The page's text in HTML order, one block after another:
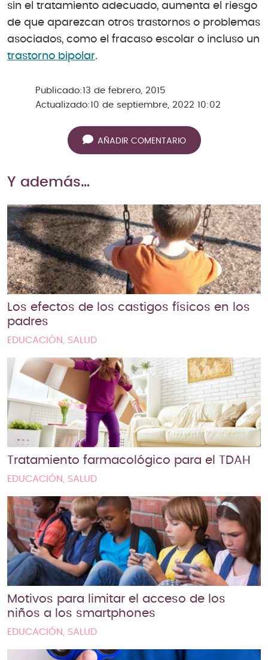
sin el tratamiento adecuado, aumenta el riesgo
de que aparezcan otros trastornos o problemas
asociados, como el fracaso escolar o incluso un
trastorno bipolar.
Publicado:13 de febrero, 2015
Actualizado:10 de septiembre, 2022 10:02
AÑADIR COMENTARIO
Y además…
Los efectos de los castigos físicos en los
padres
EDUCACIÓN, SALUD
Tratamiento farmacológico para el TDAH
EDUCACIÓN, SALUD
Motivos para limitar el acceso de los
niños a los smartphones
EDUCACIÓN, SALUD